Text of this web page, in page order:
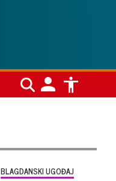
BLAGDANSKI UGOĐAJ